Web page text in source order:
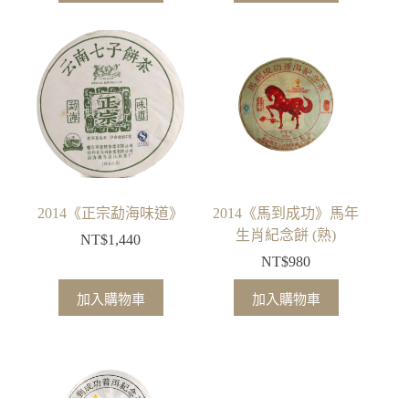
2014《正宗勐海味道》
NT$1,440
加入購物車
2014《馬到成功》馬年
生肖紀念餅 (熟)
NT$980
加入購物車